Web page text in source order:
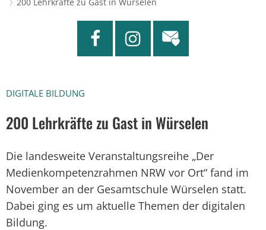
DIGITALE BILDUNG
200 Lehrkräfte zu Gast in Würselen
Die landesweite Veranstaltungsreihe „Der
Medienkompetenzrahmen NRW vor Ort“ fand im
November an der Gesamtschule Würselen statt.
Dabei ging es um aktuelle Themen der digitalen
Bildung.